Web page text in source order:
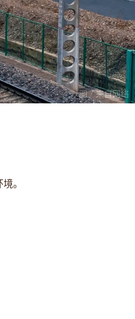
图 / 来自网络
。